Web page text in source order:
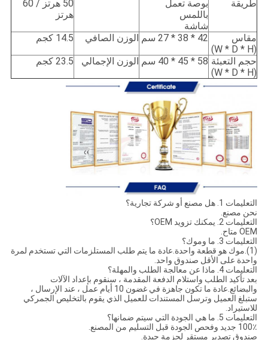
طريقة
بوصة تعمل
باللمس
شاشة
50 هرتز / 60
هرتز
مقاس
(W * D * H)
42 * 38 * 27 سم الوزن الصافي 14.5 كجم
حجم التعبئة
(W * D * H)
58 * 45 * 40 سم الوزن الإجمالي 23.5 كجم
التعليمات 1. هل مصنع أو شركة تجارية؟
نحن مصنع.
التعليمات 2. يمكنك تزويد OEM؟
OEM متاح.
التعليمات 3. ما وموك؟
(1).موك هو قطعة واحدة.عادة ما يتم طلب المستلزمات التي تستخدم لمرة
واحدة على الأقل صندوق واحد.
التعليمات 4. ماذا عن معالجة الطلب والمهلة؟
بعد تأكيد الطلب واستلام الدفعة المقدمة ، سنقوم بإعداد الآلات
والبضائع.عادة ما تكون جاهزة في غضون 10 أيام عمل ، عند الإرسال ،
ستبلغ العميل وترسل المستندات للعميل الذي يقوم بالتخليص الجمركي
للاستيراد.
التعليمات 5. ما هي الجودة التي سيتم ضمانها؟
100٪ جديد وفحص الجودة قبل التسليم من المصنع.
صندوق تصدير مستقر لحزمة جيدة.